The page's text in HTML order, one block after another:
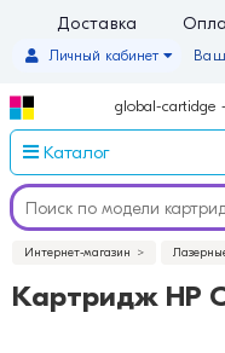
Доставка
Личный кабинет
global-cartidge
Каталог
Интернет-магазин
Картридж HP